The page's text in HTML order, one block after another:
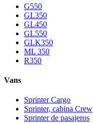
G550
GL350
GL450
GL550
GLK350
ML 350
R350
Vans
Sprinter Cargo
Sprinter, cabina Crew
Sprinter de pasajeros